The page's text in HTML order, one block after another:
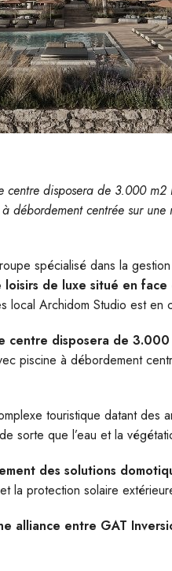
disposera de 3.000
débordement centrée sur
spécialisé dans la
loisirs de luxe situé en
local Archidom Studio est en
centre disposera de 3.000
piscine à débordement
touristique datant
sorte que l’eau et la
des solutions
la protection solaire
alliance entre GAT